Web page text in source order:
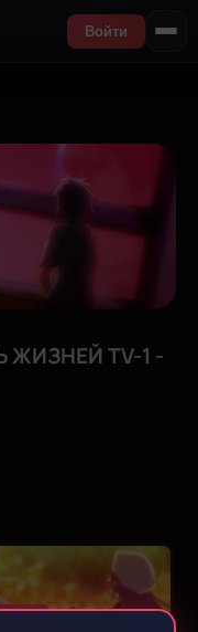
Войти
ЖИЗНЕЙ TV-1 -